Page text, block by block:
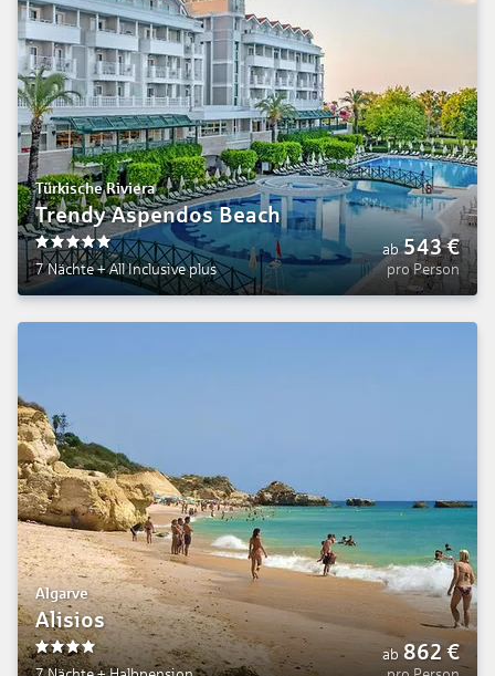
Türkische Riviera
Trendy Aspendos Beach
5
7 Nächte+All Inclusive plus
ab 543€
pro Person
Algarve
Alisios
4
ab 862€